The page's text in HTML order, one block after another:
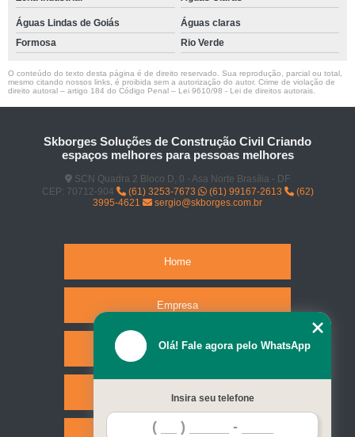
Águas Lindas de Goiás
Águas claras
Formosa
Rio Verde
O conteúdo do texto desta página é de direito reservado. Sua reprodução, parcial ou total,
mesmo citando nossos links, é proibida sem a autorização do autor. Crime de violação de
direito autoral – artigo 184 do Código Penal – Lei 9610/98 - Lei de direitos autorais
Skborges Soluções de Construção Civil Criando
espaços melhores para pessoas melhores
SCN Quadra 2 Bloco D, 0 - Asa Norte Brasília - DF
CEP: 70712-904
(61) 3253-7673 (61) 99167-2613
(62)
3995-4621
sergio@skborges.com.br
Home
Empresa
Missão
Serviços
Olá! Fale agora pelo WhatsApp
Insira seu telefone